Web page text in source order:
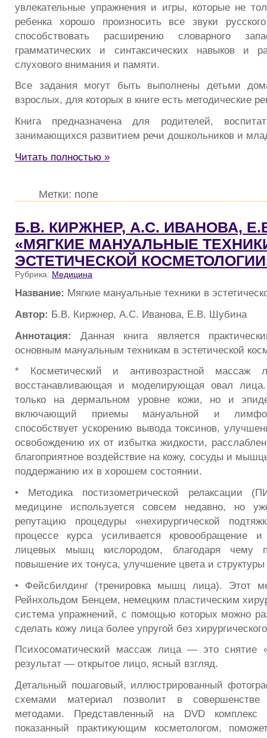
увлекательные упражнения и игры, которые не
ребенка хорошо произносить все звуки
способствовать расширению словарного
грамматических и синтаксических навыков и
слухового внимания и памяти.
Все задания могут быть выполнены детьми
взрослых, для которых в книге есть методические
Книга предназначена для родителей,
занимающихся развитием речи дошкольников и
Читать полностью »
Метки: none
Б.В. КИРЖНЕР, А.С. ИВАНОВА,
«МЯГКИЕ МАНУАЛЬНЫЕ
ЭСТЕТИЧЕСКОЙ
Рубрика: Медицина
Название: Мягкие мануальные техники в
Автор: Б.В. Киржнер, А.С. Иванова, Е.В. Шубина
Аннотация:Данная книга является
основным мануальным техникам в эстетической
* Косметический и антивозрастной массаж
восстанавливающая и моделирующая овал
только на дермальном уровне кожи, но и
включающий приемы мануальной и
способствует ускорению вывода токсинов,
освобождению их от избытка жидкости,
благоприятное воздействие на кожу, сосуды и
поддержанию их в хорошем состоянии.
• Методика постизометрической релаксации
медицине используется совсем недавно, но
репутацию процедуры «нехирургической
процессе курса усиливается кровообращение
лицевых мышц кислородом, благодаря чему
повышение их тонуса, улучшение цвета и
• Фейсбилдинг (тренировка мышц лица). Этот
Рейнхольдом Бенцем, немецким пластическим
система упражнений, с помощью которых можно
сделать кожу лица более упругой без
Психосоматический массаж лица — это снятие
результат — открытое лицо, ясный взгляд.
Детальный пошаговый, иллюстрированный
схемами материал позволит в совершенстве
методами. Представленный на DVD комплекс
показанный практикующим косметологом,